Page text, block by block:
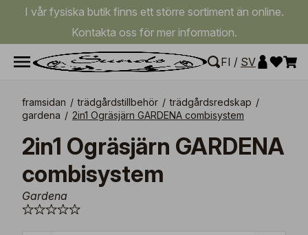
I vår fysiska butik finns ett större sortiment än online.
Kontakta oss för mer information.
FI / SV
framsidan / trädgårdstillbehör / trädgårdsredskap /
gardena / 2in1 Ogräsjärn GARDENA combisystem
2in1 Ogräsjärn GARDENA
combisystem
Gardena